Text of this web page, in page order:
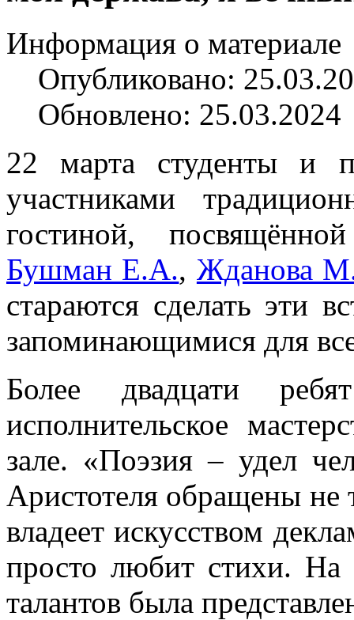
Информация о материале
Опубликовано:
Обновлено: 25.03.2024
22 марта студенты и
участниками
гостиной,
Бушман Е.А., Жданова
стараются сделать эти
запоминающимися для
Более двадцати
исполнительское
зале. «Поэзия – удел
Аристотеля обращены не
владеет искусством
просто любит стихи. На
талантов была